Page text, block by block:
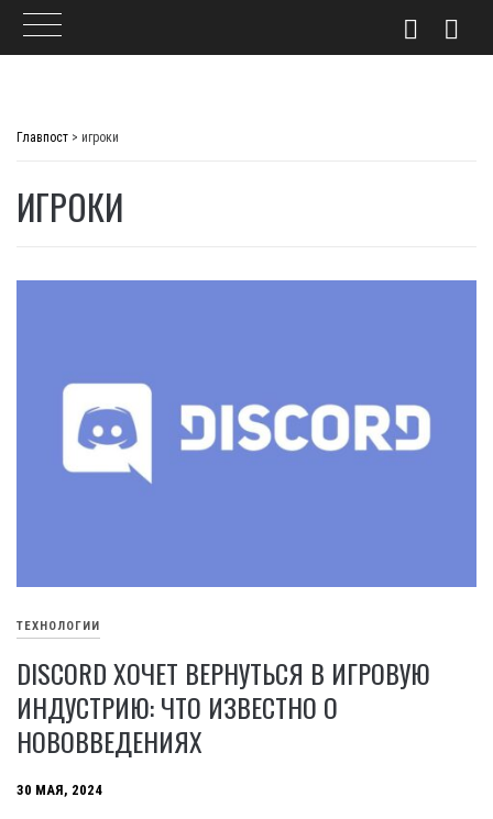
Главпост > игроки
ИГРОКИ
ТЕХНОЛОГИИ
DISCORD ХОЧЕТ ВЕРНУТЬСЯ В ИГРОВУЮ
ИНДУСТРИЮ: ЧТО ИЗВЕСТНО О
НОВОВВЕДЕНИЯХ
30 МАЯ, 2024